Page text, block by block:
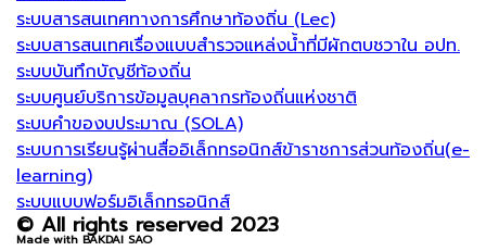
ระบบสารสนเทศทางการศึกษาท้องถิ่น (Lec)
ระบบสารสนเทศเรื่องแบบสำรวจแหล่งน้ำที่มีผักตบชวาใน อปท.
ระบบบันทึกบัญชีท้องถิ่น
ระบบศูนย์บริการข้อมูลบุคลากรท้องถิ่นแห่งชาติ
ระบบคำของบประมาณ (SOLA)
ระบบการเรียนรู้ผ่านสื่ออิเล็กทรอนิกส์ข้าราชการส่วนท้องถิ่น(e-
learning)
ระบบแบบฟอร์มอิเล็กทรอนิกส์
© All rights reserved 2023
Made with BAKDAI SAO